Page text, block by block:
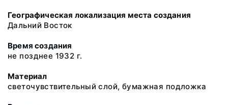
Географическая локализация места создания
Дальний Восток
Время создания
не позднее 1932 г.
Материал
светочувствительный слой, бумажная подложка